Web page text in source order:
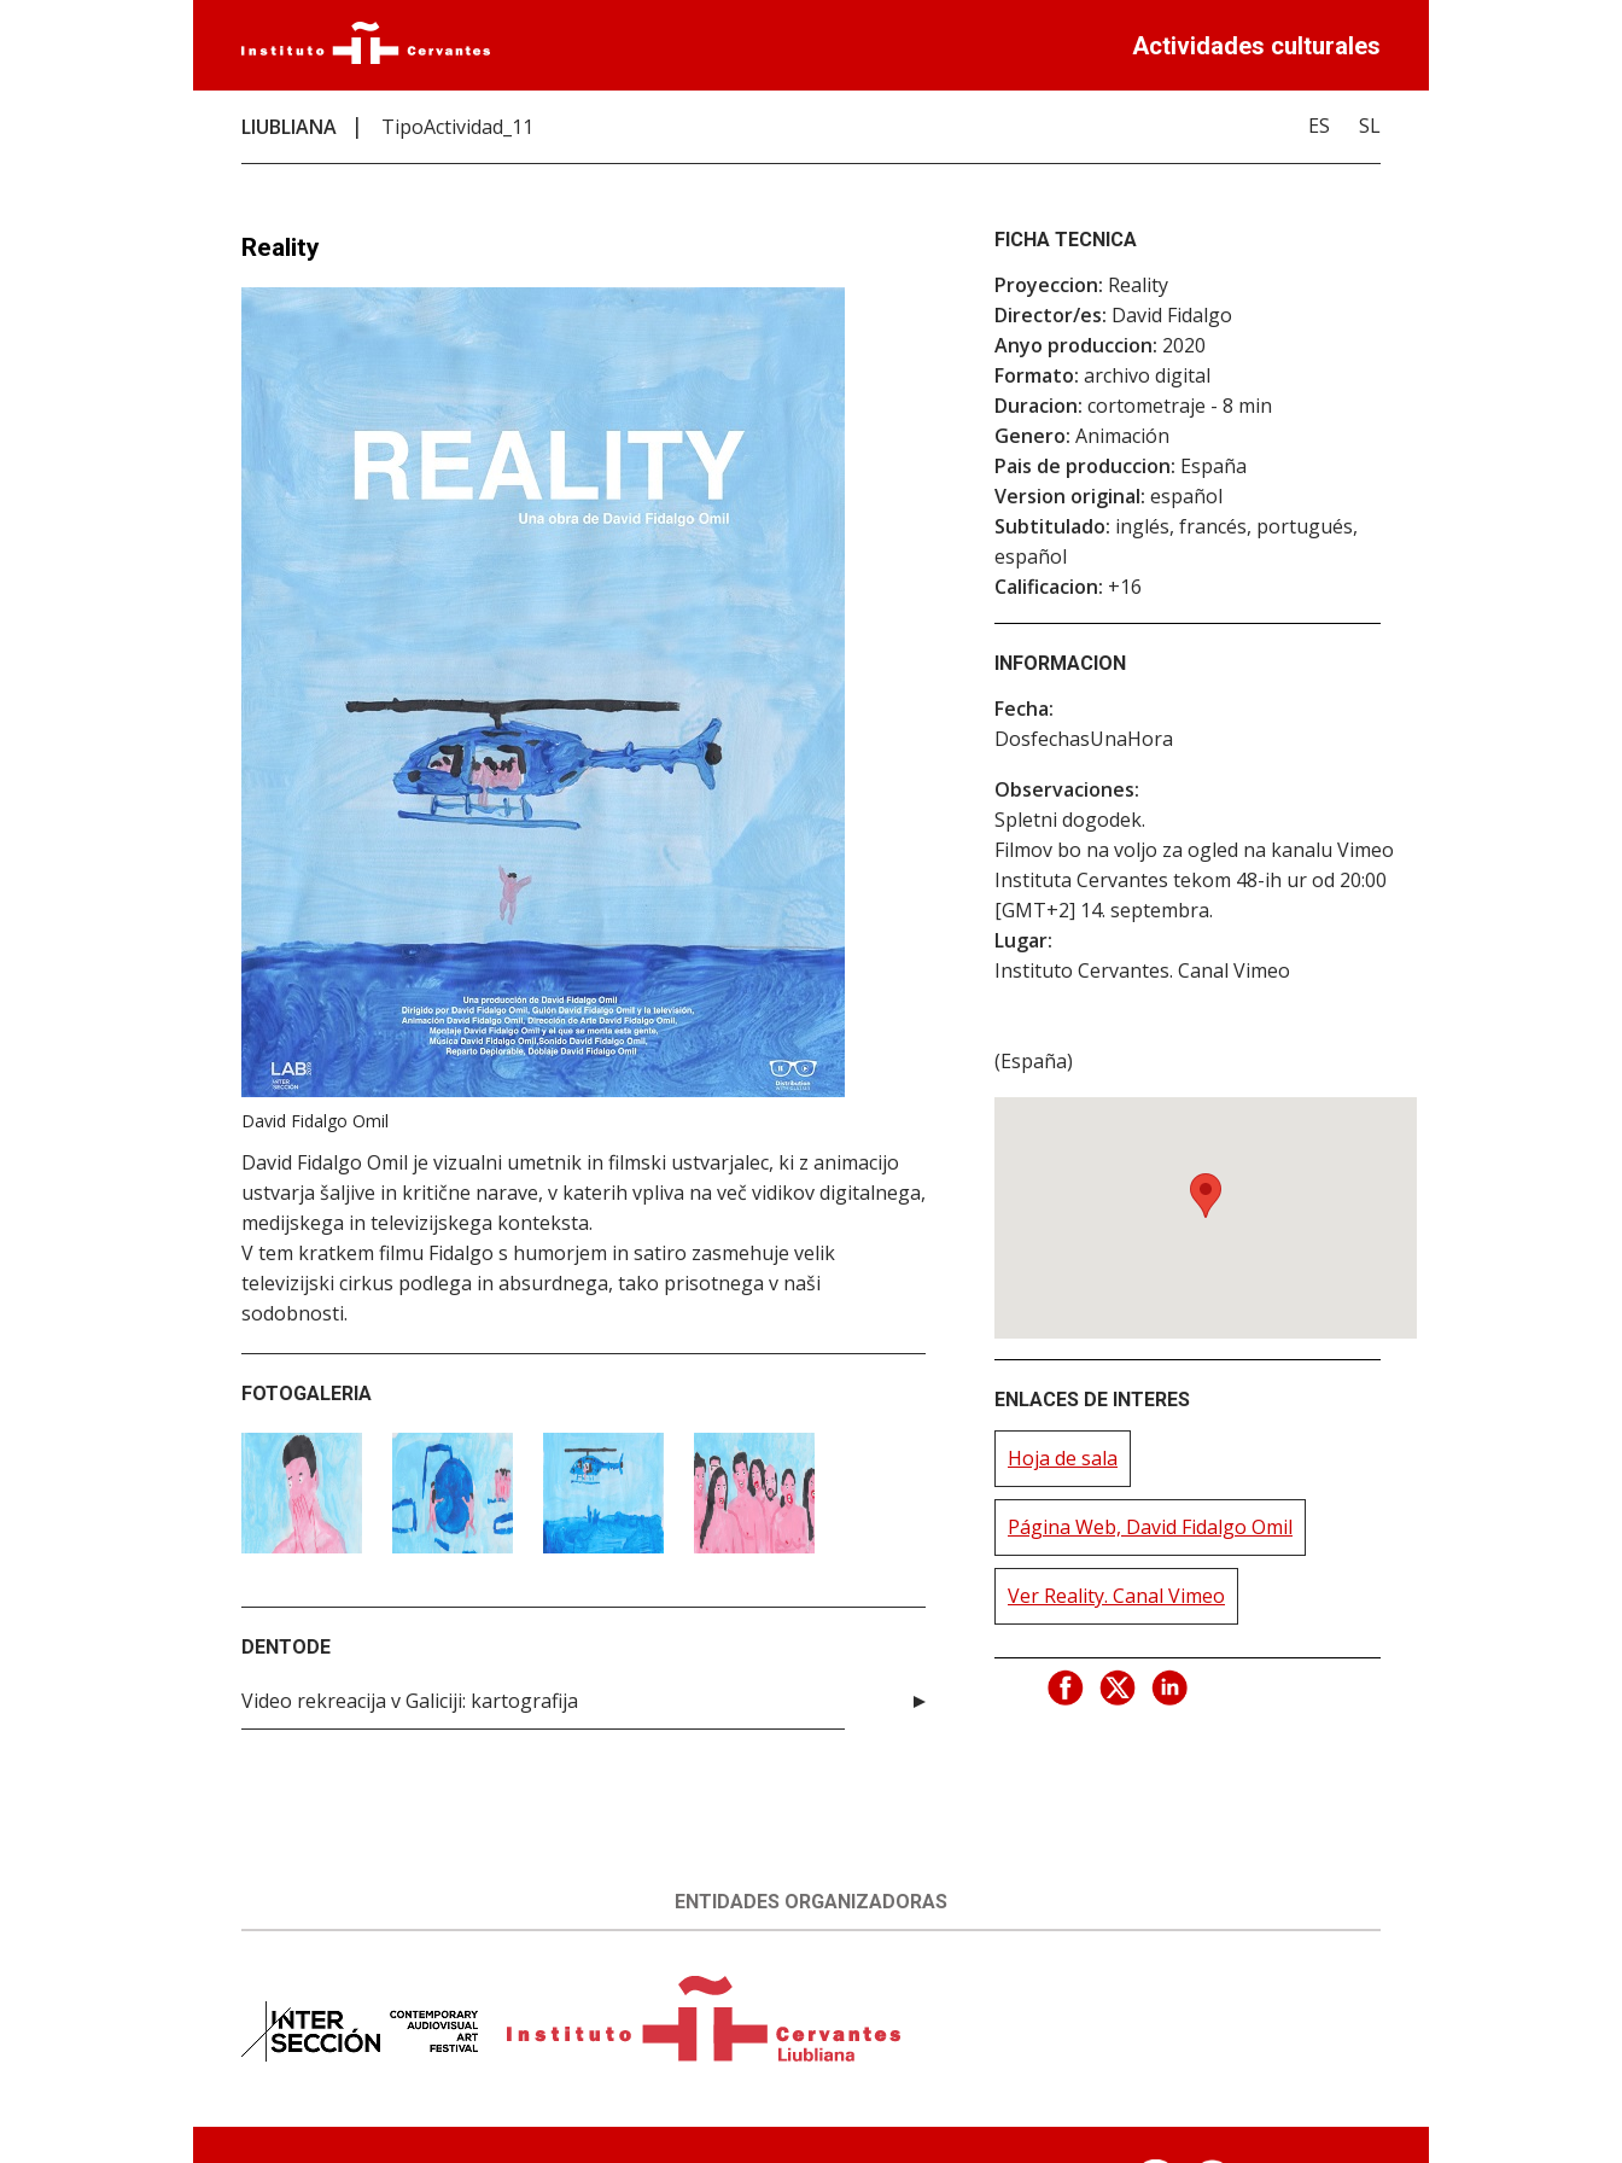
Actividades culturales
LIUBLIANA TipoActividad_11 ES SL
Reality
David Fidalgo Omil
David Fidalgo Omil je vizualni umetnik in filmski ustvarjalec, ki z animacijo
ustvarja šaljive in kritične narave, v katerih vpliva na več vidikov digitalnega,
medijskega in televizijskega konteksta.
V tem kratkem filmu Fidalgo s humorjem in satiro zasmehuje velik
televizijski cirkus podlega in absurdnega, tako prisotnega v naši
sodobnosti.
FOTOGALERIA
DENTODE
Video rekreacija v Galiciji: kartografija
FICHA TECNICA
Proyeccion: Reality
Director/es: David Fidalgo
Anyo produccion: 2020
Formato: archivo digital
Duracion: cortometraje - 8 min
Genero: Animación
Pais de produccion: España
Version original: español
Subtitulado: inglés, francés, portugués,
español
Calificacion: +16
INFORMACION
Fecha:
DosfechasUnaHora
Observaciones:
Spletni dogodek.
Filmov bo na voljo za ogled na kanalu Vimeo
Instituta Cervantes tekom 48-ih ur od 20:00
[GMT+2] 14. septembra.
Lugar:
Instituto Cervantes. Canal Vimeo
(España)
ENLACES DE INTERES
Hoja de sala
Página Web, David Fidalgo Omil
Ver Reality. Canal Vimeo
ENTIDADES ORGANIZADORAS